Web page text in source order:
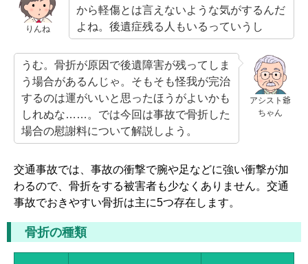
りんね
から軽傷とは言えないような気がするんだ
よね。後遺症残る人もいるっていうし
アシスト爺
ちゃん
うむ。骨折が原因で後遺障害が残ってしま
う場合があるんじゃ。そもそも怪我が完治
するのは運がいいと思ったほうがよいかも
しれぬな……。では今回は事故で骨折した
場合の慰謝料について解説しよう。
交通事故では、事故の衝撃で腕や足などに強い衝撃が加
わるので、骨折をする被害者も少なくありません。交通
事故でおきやすい骨折は主に5つ存在します。
骨折の種類